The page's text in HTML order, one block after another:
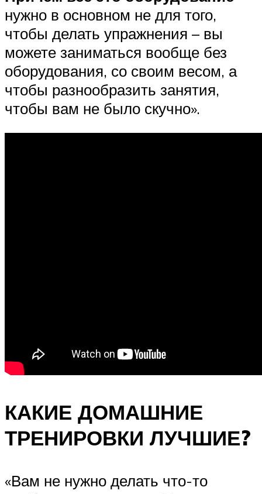
нужно в основном не для того,
чтобы делать упражнения – вы
можете заниматься вообще без
оборудования, со своим весом, а
чтобы разнообразить занятия,
чтобы вам не было скучно».
КАКИЕ ДОМАШНИЕ
ТРЕНИРОВКИ ЛУЧШИЕ?
«Вам не нужно делать что-то